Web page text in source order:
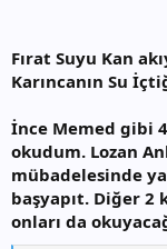
Fırat Suyu Kan
Karıncanın Su
İnce Memed gibi
okudum. Lozan
mübadelesinde
başyapıt. Diğer 2
onları da